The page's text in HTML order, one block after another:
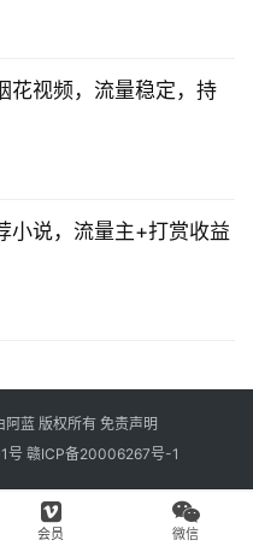
花视频，流量稳定，持
小说，流量主+打赏收益
阿蓝 版权所有 免责声明
号 赣ICP备20006267号-1
会员 微信